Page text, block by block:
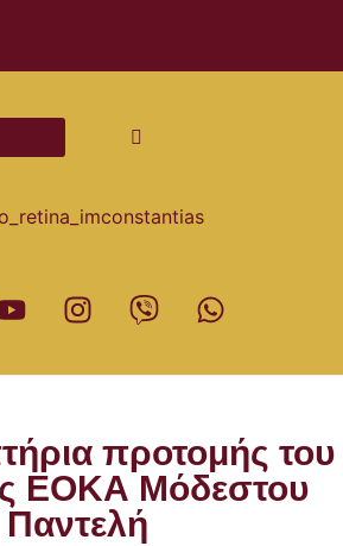
προτομής του
ΕΟΚΑ Μόδεστου
Παντελή